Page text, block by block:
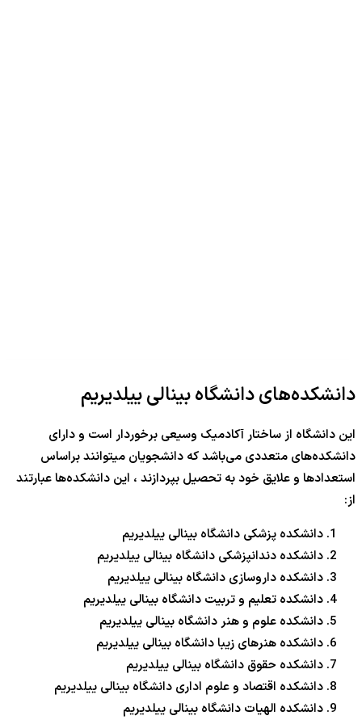
دانشکده‌های دانشگاه بینالی ییلدیریم
این دانشگاه از ساختار آکادمیک وسیعی برخوردار است و دارای
دانشکده‌های متعددی می‌باشد که دانشجویان میتوانند براساس
استعدادها و علایق خود به تحصیل بپردازند ، این دانشکده‌ها عبارتند
از:
دانشکده پزشکی دانشگاه بینالی ییلدیریم
دانشکده دندانپزشکی دانشگاه بینالی ییلدیریم
دانشکده داروسازی دانشگاه بینالی ییلدیریم
دانشکده تعلیم و تربیت دانشگاه بینالی ییلدیریم
دانشکده علوم و هنر دانشگاه بینالی ییلدیریم
دانشکده هنرهای زیبا دانشگاه بینالی ییلدیریم
دانشکده حقوق دانشگاه بینالی ییلدیریم
دانشکده اقتصاد و علوم اداری دانشگاه بینالی ییلدیریم
دانشکده الهیات دانشگاه بینالی ییلدیریم